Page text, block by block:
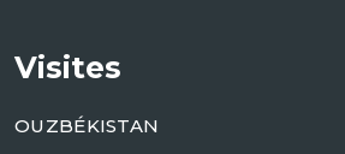
Visites
OUZBÉKISTAN